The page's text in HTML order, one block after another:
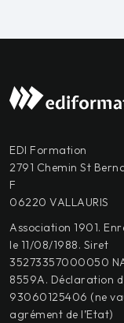
EDI Formation
2791 Chemin St
F
06220 VALLAURIS
Association 1901.
le 11/08/1988. Siret
35273357000050
8559A. Déclaration
93060125406 (ne
agrément de l’Etat)